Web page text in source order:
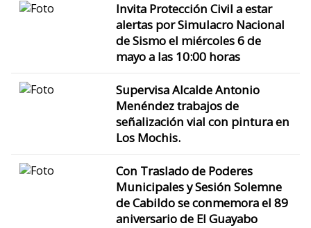
Invita Protección Civil a estar
alertas por Simulacro Nacional
de Sismo el miércoles 6 de
mayo a las 10:00 horas
Supervisa Alcalde Antonio
Menéndez trabajos de
señalización vial con pintura en
Los Mochis.
Con Traslado de Poderes
Municipales y Sesión Solemne
de Cabildo se conmemora el 89
aniversario de El Guayabo